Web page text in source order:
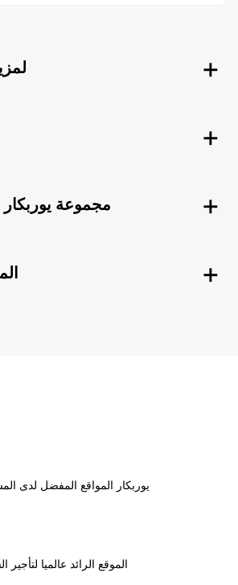
مجموعة
يوربكار المواقع المفضل لدى
الموقع الرائد عالميا لتأجير